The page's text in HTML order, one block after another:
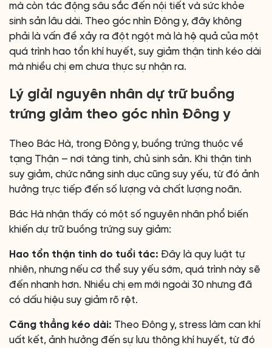
mà còn tác động sâu sắc đến nội tiết và sức khỏe
sinh sản lâu dài. Theo góc nhìn Đông y, đây không
phải là vấn đề xảy ra đột ngột mà là hệ quả của một
quá trình hao tổn khí huyết, suy giảm thận tinh kéo dài
mà nhiều chị em chưa thực sự nhận ra.
Lý giải nguyên nhân dự trữ buồng
trứng giảm theo góc nhìn Đông y
Theo Bác Hà, trong Đông y, buồng trứng thuộc về
tạng Thận – nơi tàng tinh, chủ sinh sản. Khi thận tinh
suy giảm, chức năng sinh dục cũng suy yếu, từ đó ảnh
hưởng trực tiếp đến số lượng và chất lượng noãn.
Bác Hà nhận thấy có một số nguyên nhân phổ biến
khiến dự trữ buồng trứng suy giảm:
Hao tổn thận tinh do tuổi tác: Đây là quy luật tự
nhiên, nhưng nếu cơ thể suy yếu sớm, quá trình này sẽ
đến nhanh hơn. Nhiều chị em mới ngoài 30 nhưng đã
có dấu hiệu suy giảm rõ rệt.
Căng thẳng kéo dài: Theo Đông y, stress làm can khí
uất kết, ảnh hưởng đến sự lưu thông khí huyết, từ đó